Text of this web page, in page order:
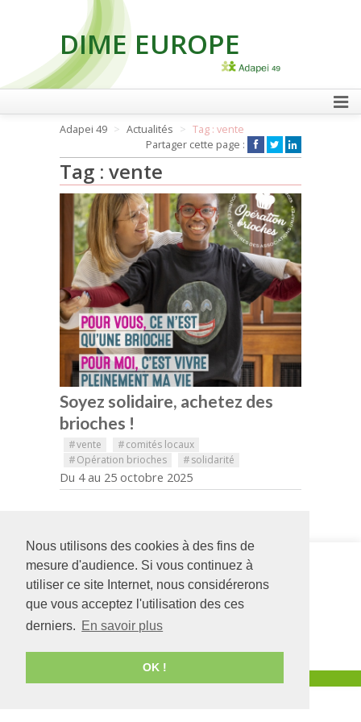
Nous utilisons des cookies à des fins de
mesure d'audience. Si vous continuez à
utiliser ce site Internet, nous considérerons
que vous acceptez l'utilisation des ces
derniers. En savoir plus
OK !
DIME EUROPE
FAIRE UN DON
Adapei 49 Actualités
Tag : vente
Partager cette page :
Tag : vente
Soyez solidaire, achetez des
brioches !
#vente #comités locaux
#Opération brioches #solidarité
Du 4 au 25 octobre 2025
Siège social
126 rue Saint Léonard
-BP 71857
49018AngersCEDEX
01
02 41 68 98 50
DIME Europe
54 avenue de
l'Europe
49130